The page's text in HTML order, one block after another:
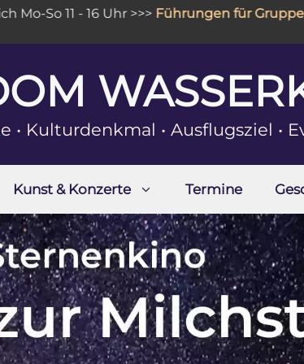
So 11 - 16 Uhr >>>Führungen für Gruppen
• Kulturdenkmal • Ausflugsziel •
Kunst & Konzerte Termine